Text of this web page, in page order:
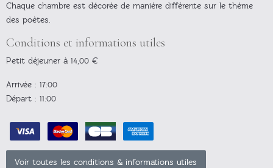
Chaque chambre est décorée de manière différente sur le thème
des poètes.
Conditions et informations utiles
Petit déjeuner à 14,00 €
Arrivée : 17:00
Départ : 11:00
Voir toutes les conditions & informations utiles